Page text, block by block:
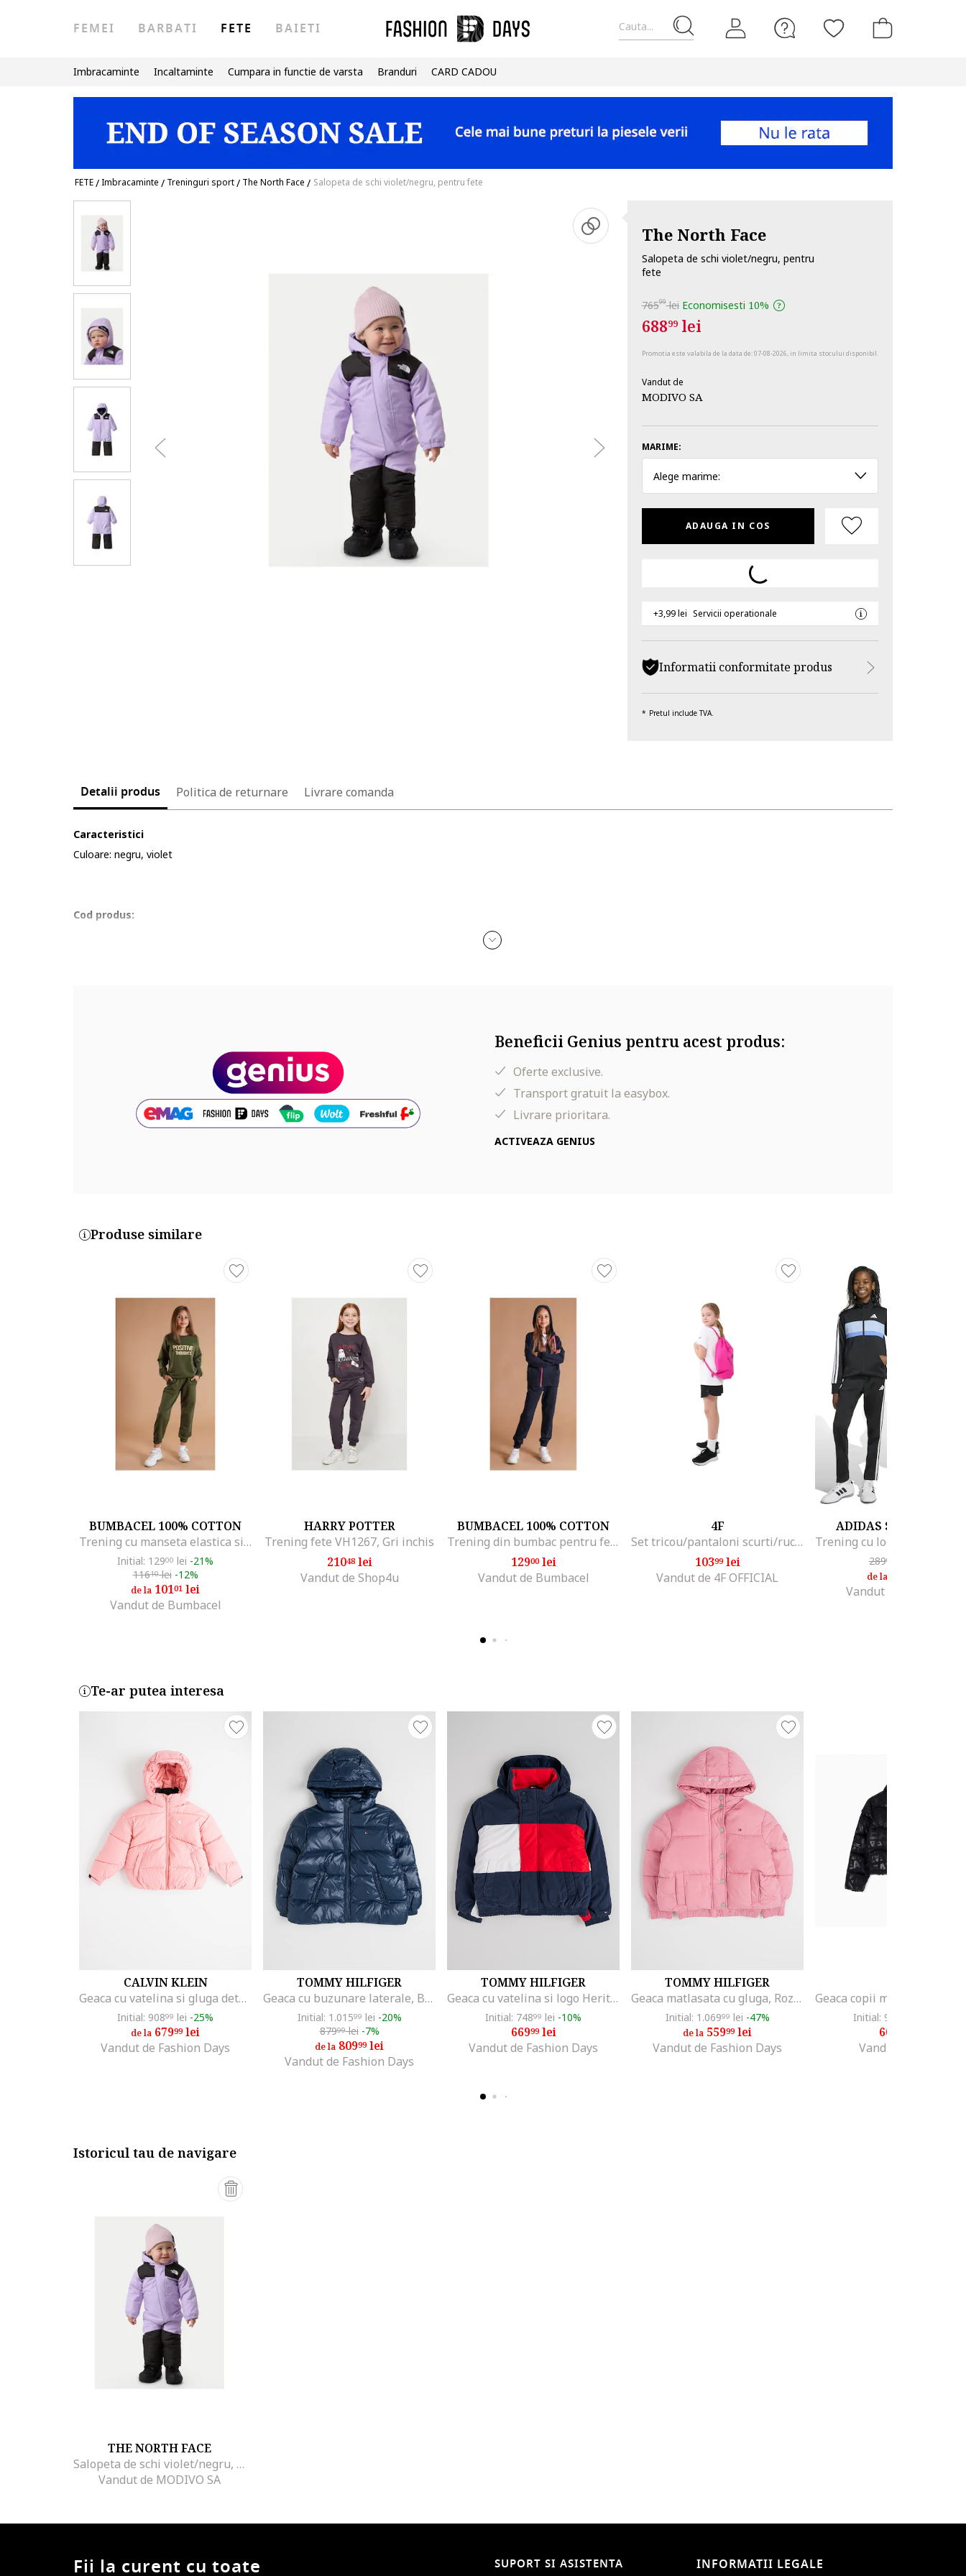
Cauta...
FEMEI BARBATI FETE BAIETI
Imbracaminte Incaltaminte Cumpara in functie de varsta Branduri CARD CADOU
FETE/Imbracaminte / Treninguri sport/ The North Face / Salopeta de schi violet/negru, pentru fete
The North Face
Salopeta de schi violet/negru, pentru
fete
76599lei Economisesti 10%
68899lei
Promotia este valabila de la data de:07-08-2026, in limita stocului disponibil.
Vandut de
MODIVO SA
MARIME:
Alege marime:
ADAUGA IN COS
+3,99 lei Servicii operationale
Informatii conformitate produs
Pretul include TVA.
Detalii produs Politica de returnare Livrare comanda
Caracteristici
Culoare: negru, violet
Cod produs:
Beneficii Genius pentru acest produs:
Oferte exclusive.
Transport gratuit la easybox.
Livrare prioritara.
ACTIVEAZA GENIUS
Produse similare
BUMBACEL 100% COTTON
Trening cu manseta elastica si imprimeu pentru fete, Verde
Initial: 12900 lei -21%
11610lei -12%
de la 10101 lei
Vandut de Bumbacel
HARRY POTTER
Trening fete VH1267, Gri inchis
21048lei
Vandut de Shop4u
BUMBACEL 100% COTTON
Trening din bumbac pentru fete
12900lei
Vandut de Bumbacel
4F
Set tricou/pantaloni scurti/rucsac sport pentru fete, sintetic/elastan, multicolor,
10399lei
Vandut de 4F OFFICIAL
ADIDAS SPORTSWEAR
28900
de la
Vandut de Top Sport
Te-ar putea interesa
CALVIN KLEIN
Geaca cu vatelina si gluga detasabila, Roz
Initial: 90899 lei -25%
de la 67999lei
Vandut de Fashion Days
TOMMY HILFIGER
Geaca cu buzunare laterale, Bleumarin
Initial: 1.01599 lei -20%
87999lei -7%
de la 80999lei
Vandut de Fashion Days
TOMMY HILFIGER
Geaca cu vatelina si logo Heritage, Alb/Albastru ultramarin/Rosu cireasa
Initial: 74899 lei -10%
66999lei
Vandut de Fashion Days
TOMMY HILFIGER
Geaca matlasata cu gluga, Roz deschis
Initial: 1.06999 lei -47%
de la 55999lei
Vandut de Fashion Days
Initial: 936
608
Vandut de GRID
Istoricul tau de navigare
THE NORTH FACE
Salopeta de schi violet/negru, pentru fete
Vandut de MODIVO SA
Fii la curent cu toate SUPORT SI ASISTENTA INFORMATII LEGALE